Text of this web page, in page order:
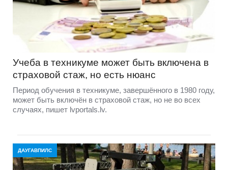
Учеба в техникуме может быть включена в
страховой стаж, но есть нюанс
Период обучения в техникуме, завершённого в 1980 году,
может быть включён в страховой стаж, но не во всех
случаях, пишет lvportals.lv.
ДАУГАВПИЛС